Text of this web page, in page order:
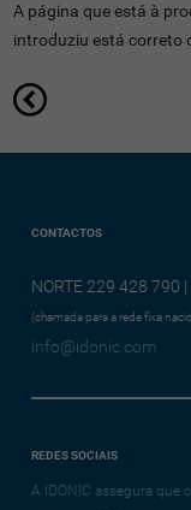
A página que está à
introduziu está correto
CONTACTOS
NORTE 229 428 790
(chamada para a rede fixa
info@idonic.com
REDES SOCIAIS
A IDONIC assegura que